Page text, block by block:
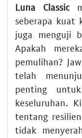
Luna Classic
seberapa kuat
juga menguji
Apakah
pemulihan?
telah
penting
keseluruhan.
tentang
tidak